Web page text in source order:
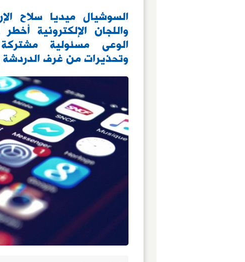
واللجان الإلكترونية
الوعى مسئولية
وتحذيرات من غرف الدردشة